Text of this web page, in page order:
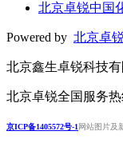
北京卓锐中国
Powered by 北京卓
北京鑫生卓锐科技
北京卓锐全国服务热
京ICP备1405572号-1网站图片及